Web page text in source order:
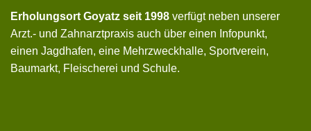
Erholungsort Goyatz seit 1998 verfügt neben unserer
Arzt.- und Zahnarztpraxis auch über einen Infopunkt,
einen Jagdhafen, eine Mehrzweckhalle, Sportverein,
Baumarkt, Fleischerei und Schule.